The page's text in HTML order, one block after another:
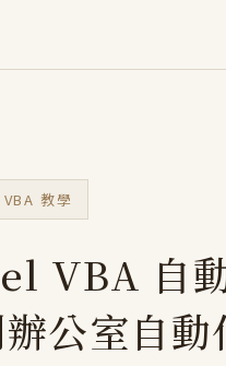
教學
VBA 自
公室自動